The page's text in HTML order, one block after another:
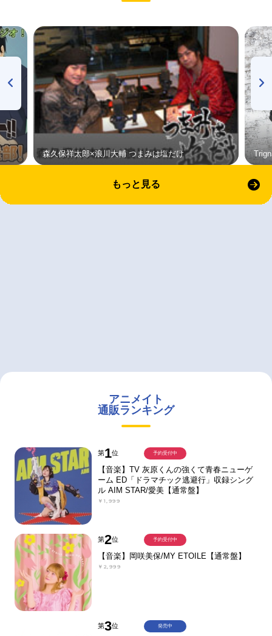
森久保祥太郎×浪川大輔 つまみは塩だけ
もっと見る
アニメイト
通販ランキング
第1位
【音楽】TV 灰原くんの強くて青春ニューゲ
ーム ED「ドラマチック逃避行」収録シング
ル AIM STAR/愛美【通常盤】
￥1,999
予約受付中
第2位
【音楽】岡咲美保/MY ETOILE【通常盤】
￥2,999
予約受付中
第3位 発売中